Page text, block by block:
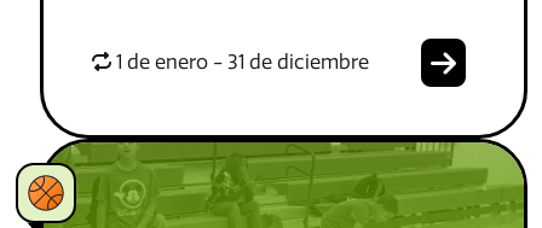
1 de enero - 31 de diciembre